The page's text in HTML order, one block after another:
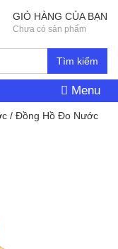
Tìm kiếm
GIỎ HÀNG CỦA BẠN
Chưa có sản phẩm
Menu
/ Đồng Hồ Đo Nước